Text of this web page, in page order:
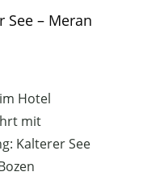
See – Meran
Hotel
mit
Kalterer See